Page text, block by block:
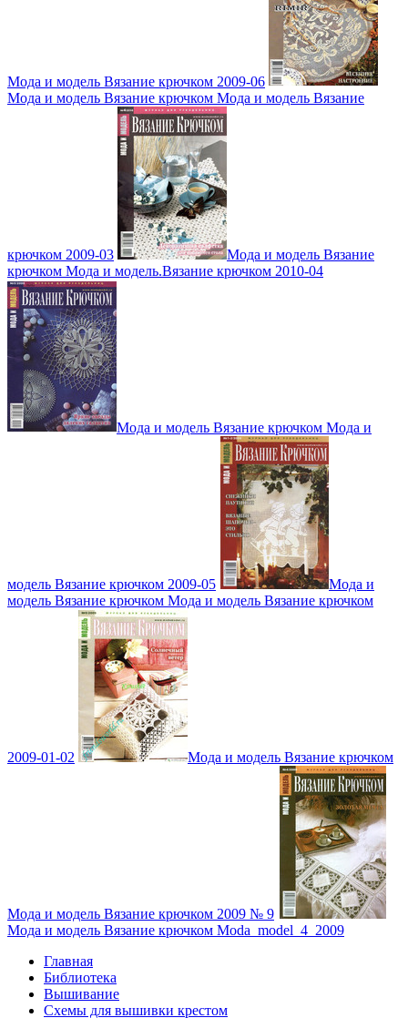
Мода и модель Вязание крючком 2009-06
Мода и модель Вязание крючком Мода и модель Вязание
крючком 2009-03
Мода и модель Вязание
крючком Мода и модель.Вязание крючком 2010-04
Мода и модель Вязание крючком Мода и
модель Вязание крючком 2009-05
Мода и
модель Вязание крючком Мода и модель Вязание крючком
2009-01-02 Мода и модель Вязание крючком
Мода и модель Вязание крючком 2009 № 9
Мода и модель Вязание крючком Moda_model_4_2009
Главная
Библиотека
Вышивание
Схемы для вышивки крестом